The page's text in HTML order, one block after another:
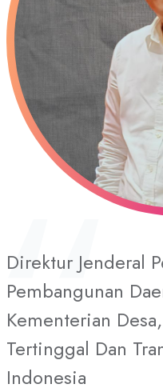
Direktur Jenderal
Pembangunan
Kementerian
Tertinggal Dan
Indonesia